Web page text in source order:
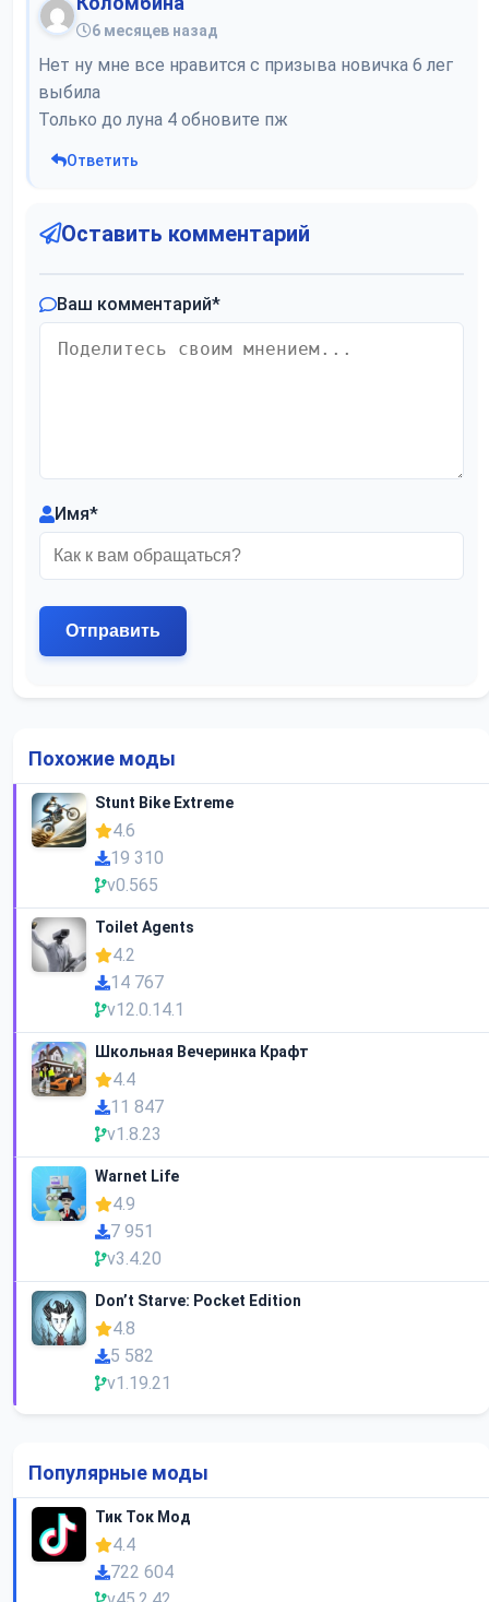
6 месяцев назад
Нет ну мне все нравится с призыва новичка 6 лег
выбила
Только до луна 4 обновите пж
Ответить
Оставить комментарий
Ваш комментарий*
Имя*
Похожие моды
Stunt Bike Extreme
4.6
19 310
v0.565
Toilet Agents
4.2
14 767
v12.0.14.1
Школьная Вечеринка Крафт
4.4
11 847
v1.8.23
Warnet Life
4.9
7 951
v3.4.20
Don’t Starve: Pocket Edition
4.8
5 582
v1.19.21
Популярные моды
Тик Ток Мод
4.4
722 604